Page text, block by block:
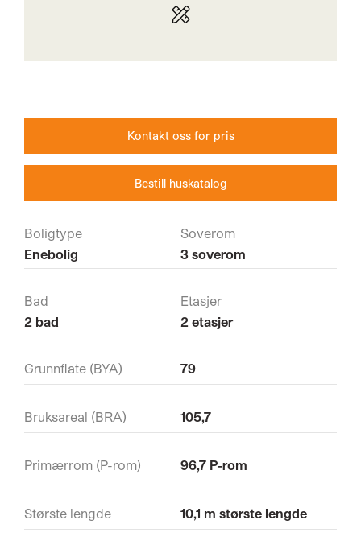
Kontakt oss for pris
Bestill huskatalog
Boligtype
Enebolig
Soverom
3 soverom
Bad
2 bad
Etasjer
2 etasjer
Grunnflate (BYA) 79
Bruksareal (BRA) 105,7
Primærrom (P-rom) 96,7 P-rom
Største lengde 10,1 m største lengde